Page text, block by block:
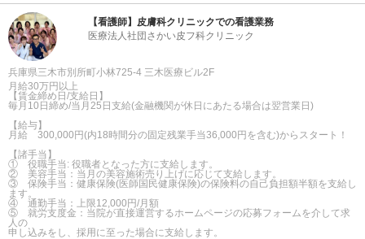
【看護師】皮膚科クリニックでの看護業務
医療法人社団さかい皮フ科クリニック
兵庫県三木市別所町小林725-4 三木医療ビル2F
月給30万円以上
【賃金締め日/支給日】
毎月10日締め/当月25日支給(金融機関が休日にあたる場合は翌営業日)
【給与】
月給 300,000円(内18時間分の固定残業手当36,000円を含む)からスタート！
【諸手当】
① 役職手当: 役職者となった方に支給します。
② 美容手当：当月の美容施術売り上げに応じて支給します。
③ 保険手当：健康保険(医師国民健康保険)の保険料の自己負担額半額を支給し
ます。
④ 通勤手当：上限12,000円/月額
⑤ 就労支度金：当院が直接運営するホームページの応募フォームを介して求
人の
申し込みをし、採用に至った場合に支給します。